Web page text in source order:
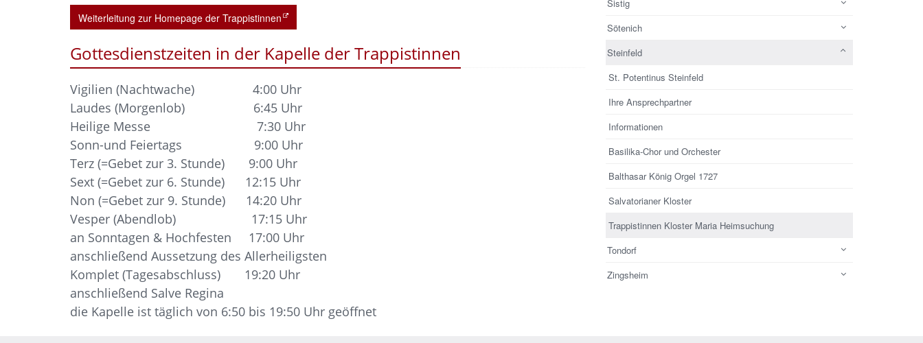
Weiterleitung zur Homepage der Trappistinnen
Gottesdienstzeiten in der Kapelle der Trappistinnen
Vigilien (Nachtwache) 4:00 Uhr
Laudes (Morgenlob) 6:45 Uhr
Heilige Messe 7:30 Uhr
Sonn-und Feiertags 9:00 Uhr
Terz (=Gebet zur 3. Stunde) 9:00 Uhr
Sext (=Gebet zur 6. Stunde) 12:15 Uhr
Non (=Gebet zur 9. Stunde) 14:20 Uhr
Vesper (Abendlob) 17:15 Uhr
an Sonntagen & Hochfesten 17:00 Uhr
anschließend Aussetzung des Allerheiligsten
Komplet (Tagesabschluss) 19:20 Uhr
anschließend Salve Regina
die Kapelle ist täglich von 6:50 bis 19:50 Uhr geöffnet
Sistig
Sötenich
Steinfeld
St. Potentinus Steinfeld
Ihre Ansprechpartner
Informationen
Basilika-Chor und Orchester
Balthasar König Orgel 1727
Salvatorianer Kloster
Trappistinnen Kloster Maria Heimsuchung
Tondorf
Zingsheim